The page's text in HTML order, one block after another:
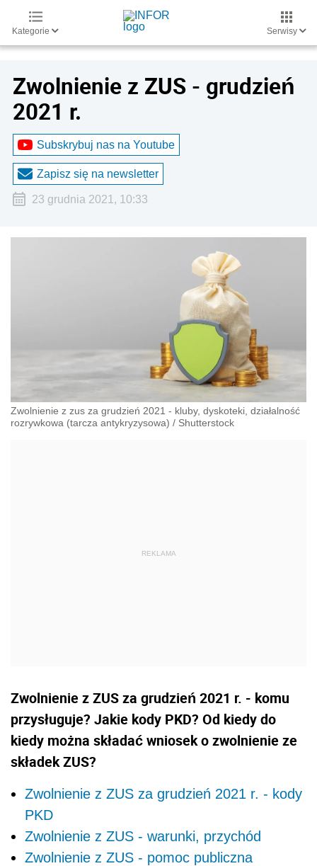
Kategorie Serwisy
Zwolnienie z ZUS - grudzień
2021 r.
Subskrybuj nas na Youtube
Zapisz się na newsletter
23 grudnia 2021, 10:33
Zwolnienie z zus za grudzień 2021 - kluby, dyskoteki, działalność
rozrywkowa (tarcza antykryzysowa) / Shutterstock
Zwolnienie z ZUS za grudzień 2021 r. - komu
przysługuje? Jakie kody PKD? Od kiedy do
kiedy można składać wniosek o zwolnienie ze
składek ZUS?
Zwolnienie z ZUS za grudzień 2021 r. - kody
PKD
Zwolnienie z ZUS - warunki, przychód
Zwolnienie z ZUS - pomoc publiczna